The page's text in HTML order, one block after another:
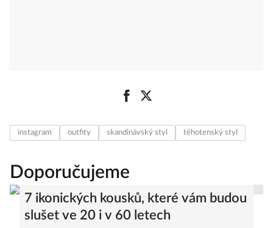
instagram outfity skandinávský styl těhotenský styl
Doporučujeme
7 ikonických kousků, které vám budou
slušet ve 20 i v 60 letech